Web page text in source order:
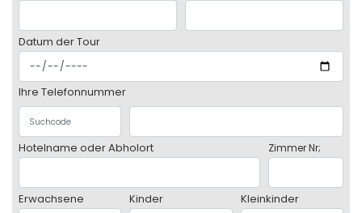
Datum der Tour
Ihre Telefonnummer
Hotelname oder Abholort Zimmer Nr;
Erwachsene Kinder Kleinkinder